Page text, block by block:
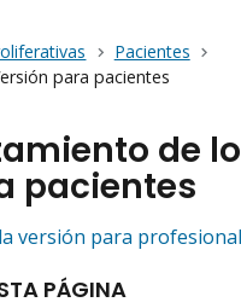
Pacientes
para pacientes
de
pacientes
versión para
PÁGINA